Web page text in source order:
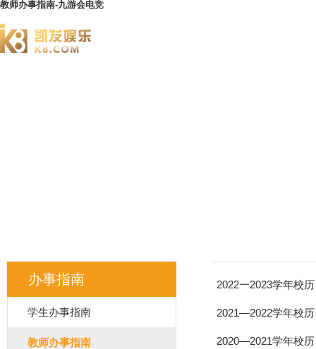
教师办事指南-九游会电竞
办事指南
学生办事指南
教师办事指南
2022一2023学年校历
2021—2022学年校历
2020—2021学年校历